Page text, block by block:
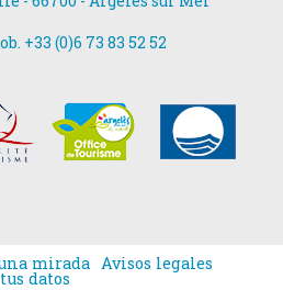
+33 (0)6 73 83 52 52
mirada Avisos legales
datos